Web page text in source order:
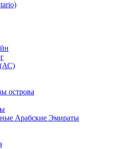
острова
Арабские Эмираты